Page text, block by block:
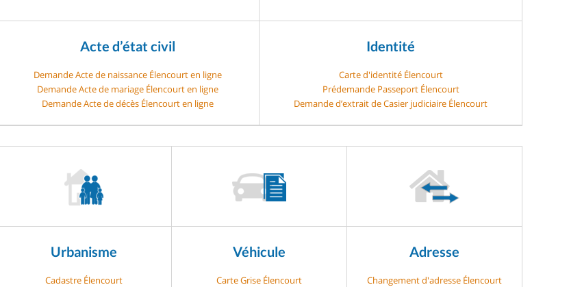
Acte d’état civil
Demande Acte de naissance Élencourt en ligne
Demande Acte de mariage Élencourt en ligne
Demande Acte de décès Élencourt en ligne
Identité
Carte d'identité Élencourt
Prédemande Passeport Élencourt
Demande d’extrait de Casier judiciaire Élencourt
Urbanisme
Cadastre Élencourt
Véhicule
Carte Grise Élencourt
Adresse
Changement d'adresse Élencourt